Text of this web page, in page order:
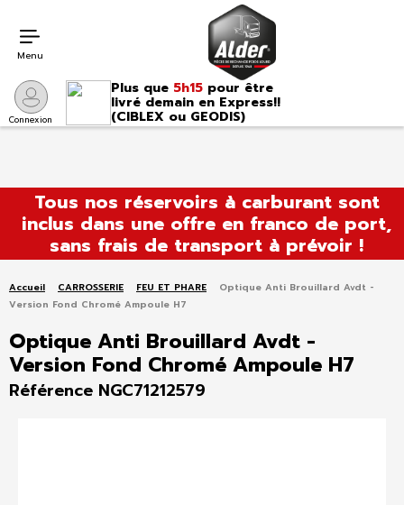
contenu
Tous nos réservoirs à carburant sont
inclus dans une offre en franco de port,
sans frais de transport à prévoir !
Connexion
Plus que 5h15 pour être
livré demain en Express!!
(CIBLEX ou GEODIS)
Menu
Accueil CARROSSERIE FEU ET PHARE
Optique Anti Brouillard Avdt -
Version Fond Chromé Ampoule H7
Optique Anti Brouillard Avdt -
Version Fond Chromé Ampoule H7
Référence NGC71212579